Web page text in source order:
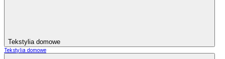
Tekstylia domowe
Tekstylia domowe